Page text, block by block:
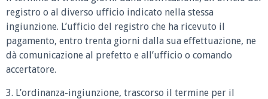
registro o al diverso ufficio indicato nella stessa
ingiunzione. L’ufficio del registro che ha ricevuto il
pagamento, entro trenta giorni dalla sua effettuazione, ne
dà comunicazione al prefetto e all’ufficio o comando
accertatore.
3. L’ordinanza-ingiunzione, trascorso il termine per il